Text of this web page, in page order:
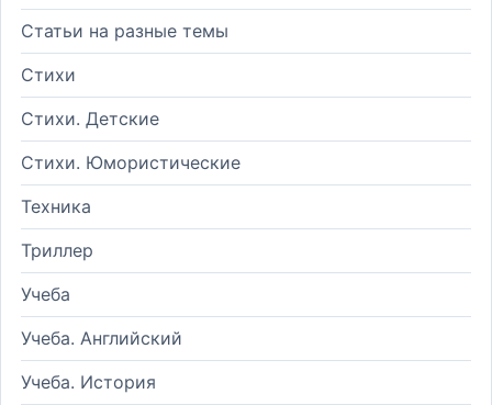
Статьи на разные темы
Стихи
Стихи. Детские
Стихи. Юмористические
Техника
Триллер
Учеба
Учеба. Английский
Учеба. История